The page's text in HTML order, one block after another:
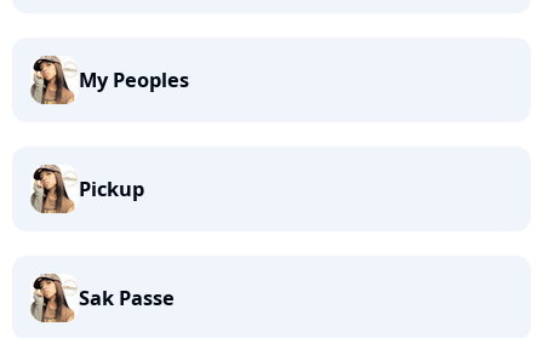
My Peoples
Pickup
Sak Passe